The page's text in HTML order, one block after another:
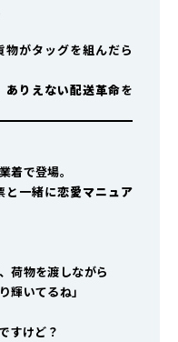
がタッグを組んだら
ありえない配送革命を
着で登場。
と一緒に恋愛マニュア
荷物を渡しながら
輝いてるね」
すけど？